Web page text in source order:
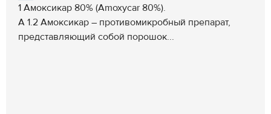
1 Амоксикар 80% (Amoxycar 80%).
А 1.2 Амоксикар – противомикробный препарат,
представляющий собой порошок...